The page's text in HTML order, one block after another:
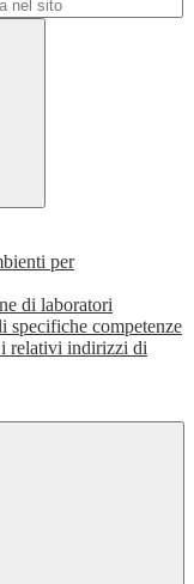
per
di laboratori
specifiche competenze
i relativi indirizzi di